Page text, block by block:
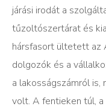
járási irodát a
tűzoltószertárat és
hársfasort ültetett az
dolgozók és a
a lakosságszámról
volt. A fentieken túl,